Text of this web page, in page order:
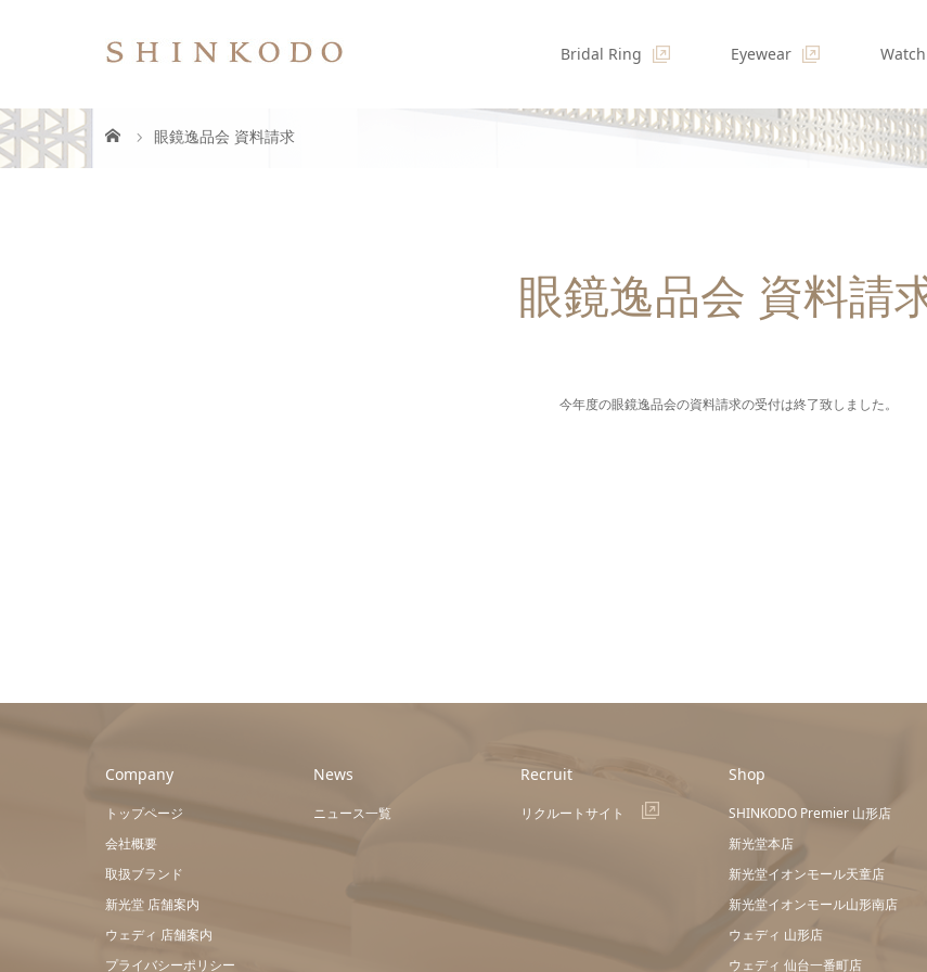
Bridal Ring Eyewear Watch
眼鏡逸品会 資料請求
眼鏡逸品会 資料請
今年度の眼鏡逸品会の資料請求の受付は終了致しました。
Company
トップページ
会社概要
取扱ブランド
新光堂 店舗案内
ウェディ 店舗案内
プライバシーポリシー
News
ニュース一覧
Recruit
リクルートサイト
Shop
SHINKODO Premier 山形店
新光堂本店
新光堂イオンモール天童店
新光堂イオンモール山形南店
ウェディ 山形店
ウェディ 仙台一番町店